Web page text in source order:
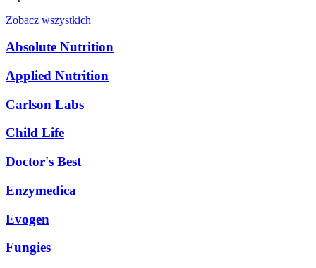
Zobacz wszystkich
Absolute Nutrition
Applied Nutrition
Carlson Labs
Child Life
Doctor's Best
Enzymedica
Evogen
Fungies